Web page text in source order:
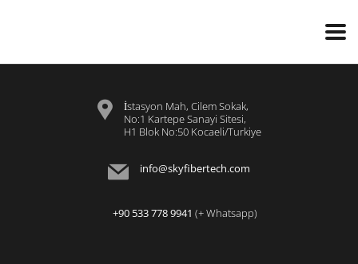
İstasyon Mah, Cilem Sokak,
No:1 Kartepe Sanayi Sitesi,
H1 Blok No:50 Kocaeli/Turkiye
info@skyfibertech.com
+90 533 778 9941 (+ Whatsapp)